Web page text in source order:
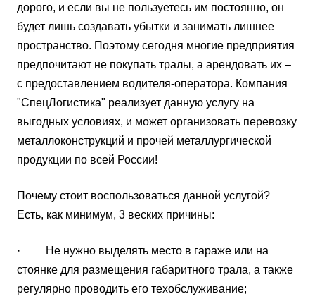
дорого, и если вы не пользуетесь им постоянно, он
будет лишь создавать убытки и занимать лишнее
пространство. Поэтому сегодня многие предприятия
предпочитают не покупать тралы, а арендовать их –
с предоставлением водителя-оператора. Компания
"СпецЛогистика" реализует данную услугу на
выгодных условиях, и может организовать перевозку
металлоконструкций и прочей металлургической
продукции по всей России!
Почему стоит воспользоваться данной услугой?
Есть, как минимум, 3 веских причины:
· Не нужно выделять место в гараже или на
стоянке для размещения габаритного трала, а также
регулярно проводить его техобслуживание;